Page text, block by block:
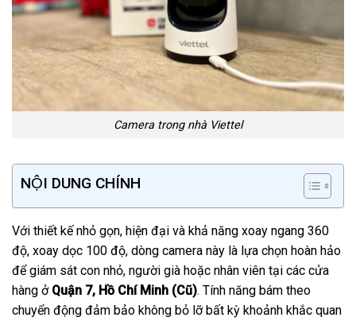
Camera trong nhà Viettel
NỘI DUNG CHÍNH
Với thiết kế nhỏ gọn, hiện đại và khả năng xoay ngang 360
độ, xoay dọc 100 độ, dòng camera này là lựa chọn hoàn hảo
để giám sát con nhỏ, người già hoặc nhân viên tại các cửa
hàng ở Quận 7, Hồ Chí Minh (Cũ). Tính năng bám theo
chuyển động đảm bảo không bỏ lỡ bất kỳ khoảnh khắc quan